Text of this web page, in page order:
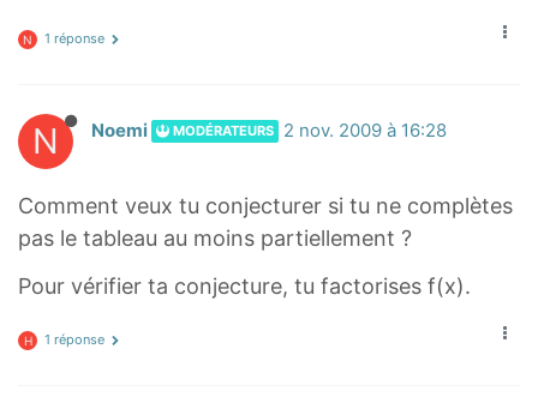
N 1 réponse
N Noemi MODÉRATEURS 2 nov. 2009 à 16:28
Comment veux tu conjecturer si tu ne complètes
pas le tableau au moins partiellement ?
Pour vérifier ta conjecture, tu factorises f(x).
H 1 réponse